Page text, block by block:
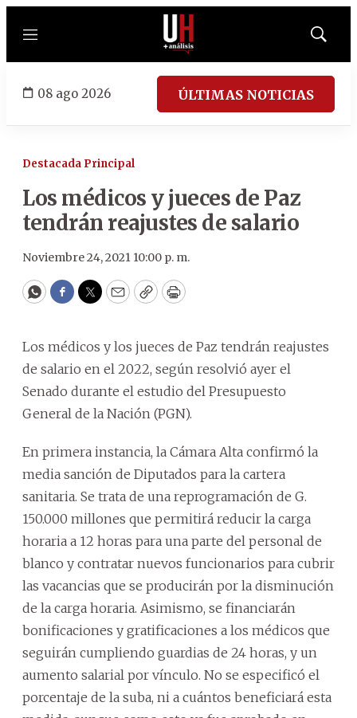
Menú
Mostrar
08 ago 2026 ÚLTIMAS NOTICIAS
Destacada Principal
Los médicos y jueces de Paz
tendrán reajustes de salario
Noviembre 24, 2021 10:00 p. m.
WhatsApp
Facebook
Twitter
EmailCopyPrint
Los médicos y los jueces de Paz tendrán reajustes
de salario en el 2022, según resolvió ayer el
Senado durante el estudio del Presupuesto
General de la Nación (PGN).
En primera instancia, la Cámara Alta confirmó la
media sanción de Diputados para la cartera
sanitaria. Se trata de una reprogramación de G.
150.000 millones que permitirá reducir la carga
horaria a 12 horas para una parte del personal de
blanco y contratar nuevos funcionarios para cubrir
las vacancias que se producirán por la disminución
de la carga horaria. Asimismo, se financiarán
bonificaciones y gratificaciones a los médicos que
seguirán cumpliendo guardias de 24 horas, y un
aumento salarial por vínculo. No se especificó el
porcentaje de la suba, ni a cuántos beneficiará esta